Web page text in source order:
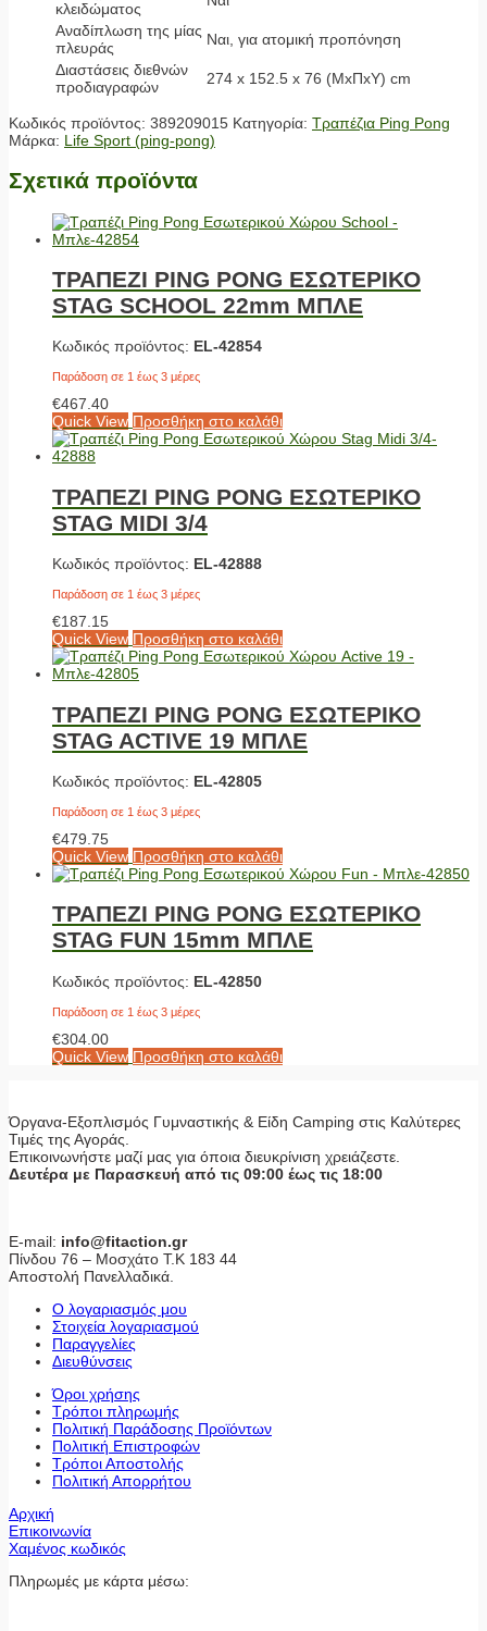
κλειδώματος
Αναδίπλωση της μίας
πλευράς
Ναι, για ατομική προπόνηση
Διαστάσεις διεθνών
προδιαγραφών
274 x 152.5 x 76 (ΜxΠxΥ) cm
Κωδικός προϊόντος: 389209015 Κατηγορία: Τραπέζια Ping Pong
Μάρκα: Life Sport (ping-pong)
Σχετικά προϊόντα
ΤΡΑΠΕΖΙ PING PONG ΕΣΩΤΕΡΙΚΟ
STAG SCHOOL 22mm ΜΠΛΕ
Κωδικός προϊόντος: EL-42854
Παράδοση σε 1 έως 3 μέρες
€467.40
Quick View Προσθήκη στο καλάθι
ΤΡΑΠΕΖΙ PING PONG ΕΣΩΤΕΡΙΚΟ
STAG MIDI 3/4
Κωδικός προϊόντος: EL-42888
Παράδοση σε 1 έως 3 μέρες
€187.15
Quick View Προσθήκη στο καλάθι
ΤΡΑΠΕΖΙ PING PONG ΕΣΩΤΕΡΙΚΟ
STAG ACTIVE 19 ΜΠΛΕ
Κωδικός προϊόντος: EL-42805
Παράδοση σε 1 έως 3 μέρες
€479.75
Quick View Προσθήκη στο καλάθι
ΤΡΑΠΕΖΙ PING PONG ΕΣΩΤΕΡΙΚΟ
STAG FUN 15mm ΜΠΛΕ
Κωδικός προϊόντος: EL-42850
Παράδοση σε 1 έως 3 μέρες
€304.00
Quick View Προσθήκη στο καλάθι
Όργανα-Εξοπλισμός Γυμναστικής & Είδη Camping στις Καλύτερες
Τιμές της Αγοράς.
Επικοινωνήστε μαζί μας για όποια διευκρίνιση χρειάζεστε.
Δευτέρα με Παρασκευή από τις 09:00 έως τις 18:00
E-mail: info@fitaction.gr
Πίνδου 76 – Μοσχάτο Τ.Κ 183 44
Αποστολή Πανελλαδικά.
Ο λογαριασμός μου
Στοιχεία λογαριασμού
Παραγγελίες
Διευθύνσεις
Όροι χρήσης
Τρόποι πληρωμής
Πολιτική Παράδοσης Προϊόντων
Πολιτική Επιστροφών
Τρόποι Αποστολής
Πολιτική Απορρήτου
Αρχική
Επικοινωνία
Χαμένος κωδικός
Πληρωμές με κάρτα μέσω: